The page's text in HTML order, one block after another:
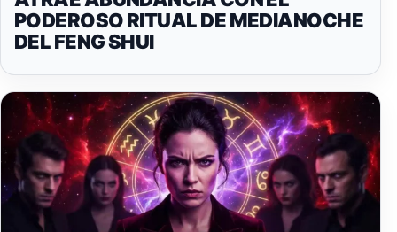
PODEROSO RITUAL DE MEDIANOCHE
DEL FENG SHUI